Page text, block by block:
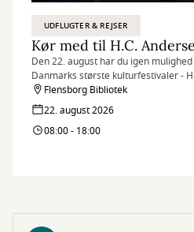
UDFLUGTER & REJSER
Den 22. august har du igen
Danmarks største kulturfestivaler -
kan du dykke ned i digterens
med et utal af farverige
Husk tilmelding, da der kun er et
Flensborg Bibliotek
22. august 2026
08:00 - 18:00